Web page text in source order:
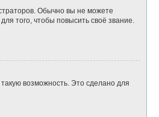
Обычно вы не можете
того, чтобы повысить своё звание.
возможность. Это сделано для